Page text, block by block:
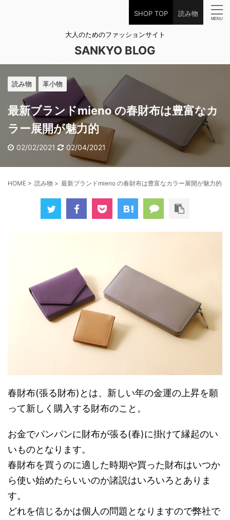
SHOP TOP 読み物
大人のためのファッションサイト
SANKYO BLOG
読み物 革小物
最新ブランドmieno の春財布は豊富なカ
ラー展開が魅力的
02/02/2021 02/04/2021
HOME > 読み物 > 最新ブランドmieno の春財布は豊富なカラー展開が魅力的
春財布(張る財布)とは、新しい年の金運の上昇を願
って新しく購入する財布のこと。
お金でパンパンに財布が張る(春)に掛けて縁起のい
いものとなります。
春財布を買うのに適した時期や買った財布はいつか
ら使い始めたらいいのか諸説はいろいろとありま
す。
どれを信じるかは個人の問題となりますので弊社で